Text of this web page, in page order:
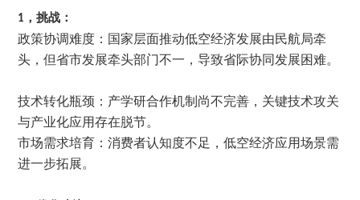
1，挑战：
政策协调难度：国家层面推动低空经济发展由民航局牵
头，但省市发展牵头部门不一，导致省际协同发展困难。
技术转化瓶颈：产学研合作机制尚不完善，关键技术攻关
与产业化应用存在脱节。
市场需求培育：消费者认知度不足，低空经济应用场景需
进一步拓展。